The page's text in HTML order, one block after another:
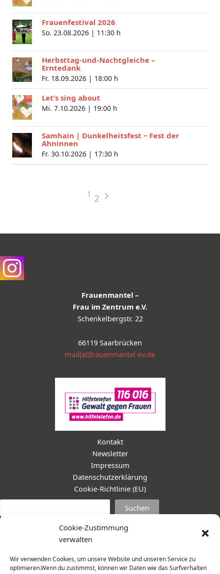
Cookie-Zustimmung
verwalten
Wir verwenden Cookies, um unsere Website und unseren Service zu
optimieren.Wenn du zustimmst, können wir Daten wie das Surfverhalten
Frauenfestival 2026
So. 23.08.2026 | 11:30 h
Herbsttag-und-Nachtgleiche –
Erntedank
Fr. 18.09.2026 | 18:00 h
Let’s sing about
Mi. 7.10.2026 | 19:00 h
Samhain | Dunkelheitsfest − Fest der
Ahninnen
Fr. 30.10.2026 | 17:30 h
1 2
Frauenmantel –
Frau im Zentrum e.V.
Schenkelbergstr. 22
66119 Saarbrücken
mail(at)frauenmantel-ev.de
Kontakt
Newsletter
Impressum
Datenschutzerklärung
Cookie-Richtlinie (EU)
Suchen